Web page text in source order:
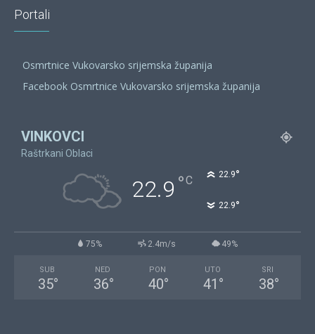
Portali
Osmrtnice Vukovarsko srijemska županija
Facebook Osmrtnice Vukovarsko srijemska županija
VINKOVCI
Raštrkani Oblaci
22.9 °C 22.9°
22.9°
75% 2.4m/s 49%
SUB
35°
NED
36°
PON
40°
UTO
41 °
SRI
38°